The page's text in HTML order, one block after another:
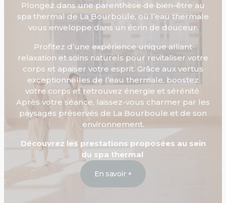
Plongez dans une parenthèse de bien-être au
spa thermal de La Bourboule, où l’eau thermale
vous enveloppe dans un écrin de douceur.
Profitez d’une expérience unique alliant
relaxation et soins naturels pour revitaliser votre
corps et apaiser votre esprit. Grâce aux vertus
exceptionnelles de l’eau thermale, boostez
votre corps et retrouvez énergie et sérénité.
Après votre séance, laissez-vous charmer par les
paysages préservés de La Bourboule et de son
environnement.
Découvrez les prestations proposées au sein
du spa thermal
En savoir +